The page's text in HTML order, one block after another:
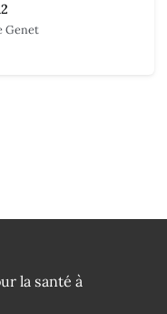
Genet
la santé à